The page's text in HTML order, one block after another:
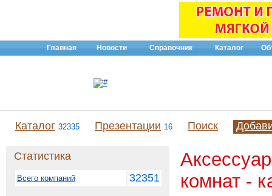
Главная Новости Справочник Каталог
Каталог 32335 Презентации 16 Поиск
Статистика
Всего компаний 32351
комнат -